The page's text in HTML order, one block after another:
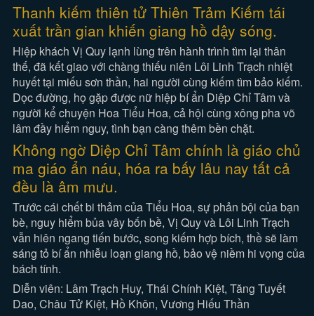
Thanh kiếm thiên tử Thiên Trảm Kiếm tái
xuất trần gian khiến giang hồ dậy sóng.
Hiệp khách Vị Quy lạnh lùng trên hành trình tìm lại thân
thế, đã kết giao với chàng thiếu niên Lôi Linh Trạch nhiệt
huyết tại miếu sơn thần, hai người cùng kiếm tìm bảo kiếm.
Dọc đường, họ gặp được nữ hiệp bí ẩn Diệp Chỉ Tâm và
người kể chuyện Hoa Tiểu Hoa, cả hội cùng xông pha võ
lâm đầy hiểm nguy, tình bạn càng thêm bền chặt.
Không ngờ Diệp Chỉ Tâm chính là giáo chủ
ma giáo ẩn náu, hóa ra bấy lâu nay tất cả
đều là âm mưu.
Trước cái chết bi thảm của Tiểu Hoa, sự phản bội của bạn
bè, nguy hiểm bủa vây bốn bề, Vị Quy và Lôi Linh Trạch
vẫn hiên ngang tiến bước, song kiếm hợp bích, thề sẽ làm
sáng tỏ bí ẩn nhiễu loạn giang hồ, bảo vệ niềm hi vọng của
bách tính.
Diễn viên: Lâm Trạch Huy, Thái Chính Kiệt, Tăng Tuyết
Dao, Châu Tử Kiệt, Hồ Khôn, Vương Hiếu Thần